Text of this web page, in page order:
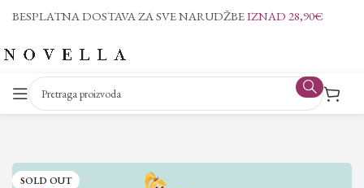
BESPLATNA DOSTAVA ZA SVE NARUDŽBEIZNAD 28,90€
SOLD OUT